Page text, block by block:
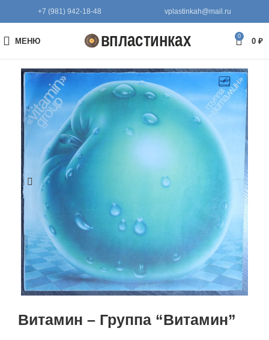
+7 (981) 942-18-48 vplastinkah@mail.ru
МЕНЮ
0
0 ₽
Витамин – Группа “Витамин”